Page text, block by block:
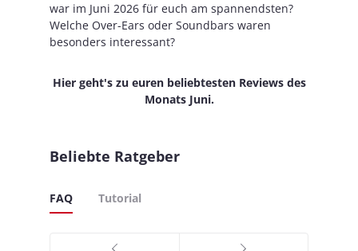
war im Juni 2026 für euch am spannendsten?
Welche Over-Ears oder Soundbars waren
besonders interessant?
Hier geht's zu euren beliebtesten Reviews des
Monats Juni.
Beliebte Ratgeber
FAQ Tutorial